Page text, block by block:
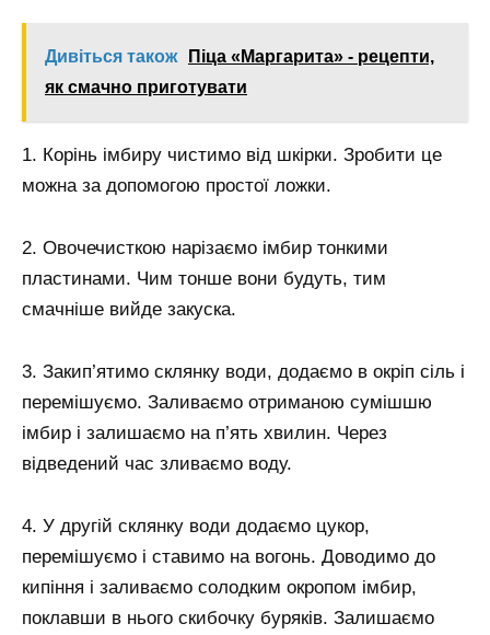
Дивіться також
Піца «Маргарита» - рецепти,
як смачно приготувати
1. Корінь імбиру чистимо від шкірки. Зробити це
можна за допомогою простої ложки.
2. Овочечисткою нарізаємо імбир тонкими
пластинами. Чим тонше вони будуть, тим
смачніше вийде закуска.
3. Закип’ятимо склянку води, додаємо в окріп сіль і
перемішуємо. Заливаємо отриманою сумішшю
імбир і залишаємо на п’ять хвилин. Через
відведений час зливаємо воду.
4. У другій склянку води додаємо цукор,
перемішуємо і ставимо на вогонь. Доводимо до
кипіння і заливаємо солодким окропом імбир,
поклавши в нього скибочку буряків. Залишаємо